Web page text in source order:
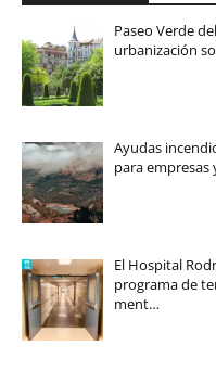
Paseo Verde
urbanización
Ayudas
para
El Hospital
programa de
ment…